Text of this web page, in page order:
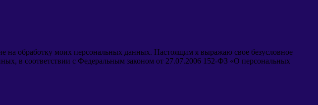
на обработку моих персональных данных. Настоящим я выражаю свое безусловное
в соответствии с Федеральным законом от 27.07.2006 152-ФЗ «О персональных